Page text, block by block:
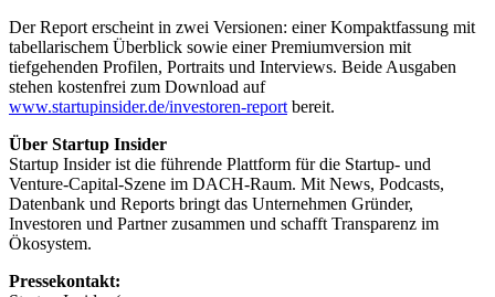
Der Report erscheint in zwei Versionen: einer Kompaktfassung mit
tabellarischem Überblick sowie einer Premiumversion mit
tiefgehenden Profilen, Portraits und Interviews. Beide Ausgaben
stehen kostenfrei zum Download auf
www.startupinsider.de/investoren-report bereit.
Über Startup Insider
Startup Insider ist die führende Plattform für die Startup- und
Venture-Capital-Szene im DACH-Raum. Mit News, Podcasts,
Datenbank und Reports bringt das Unternehmen Gründer,
Investoren und Partner zusammen und schafft Transparenz im
Ökosystem.
Pressekontakt: